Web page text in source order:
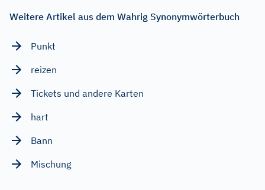
Weitere Artikel aus dem Wahrig Synonymwörterbuch
Punkt
reizen
Tickets und andere Karten
hart
Bann
Mischung